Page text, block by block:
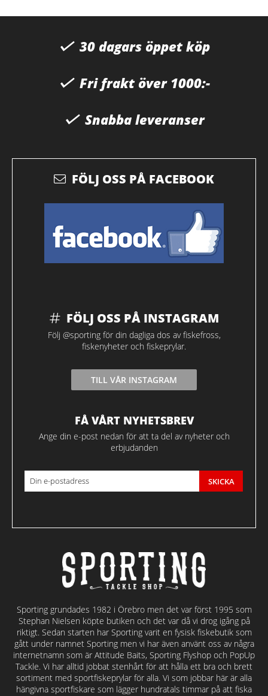
30 dagars öppet köp
Fri frakt över 1000:-
Snabba leveranser
FÖLJ OSS PÅ FACEBOOK
FÖLJ OSS PÅ INSTAGRAM
Följ @sporting för din dagliga dos av fiskefross,
fiskenyheter och fiskeprylar.
TILL VÅR INSTAGRAM
FÅ VÅRT NYHETSBREV
Ange din e-post nedan för att ta del av nyheter och
erbjudanden
SKICKA
Sporting grundades 1982 i Örebro men det var först 1995 som
Stephan Nielsen köpte butiken och det var då vi drog igång på
riktigt. Sedan starten har Sporting varit en fysisk fiskebutik som
gått under namnet Sporting men vi har även använt oss av några
internetnamn som är Attitude Baits, Sporting Flyshop och PopUp
Tackle. Vi har alltid jobbat stenhårt för att hålla ett bra och brett
sortiment med sportfiskeprylar för alla. Vi som jobbar här är alla
hängivna sportfiskare som lägger hundratals timmar på att fiska